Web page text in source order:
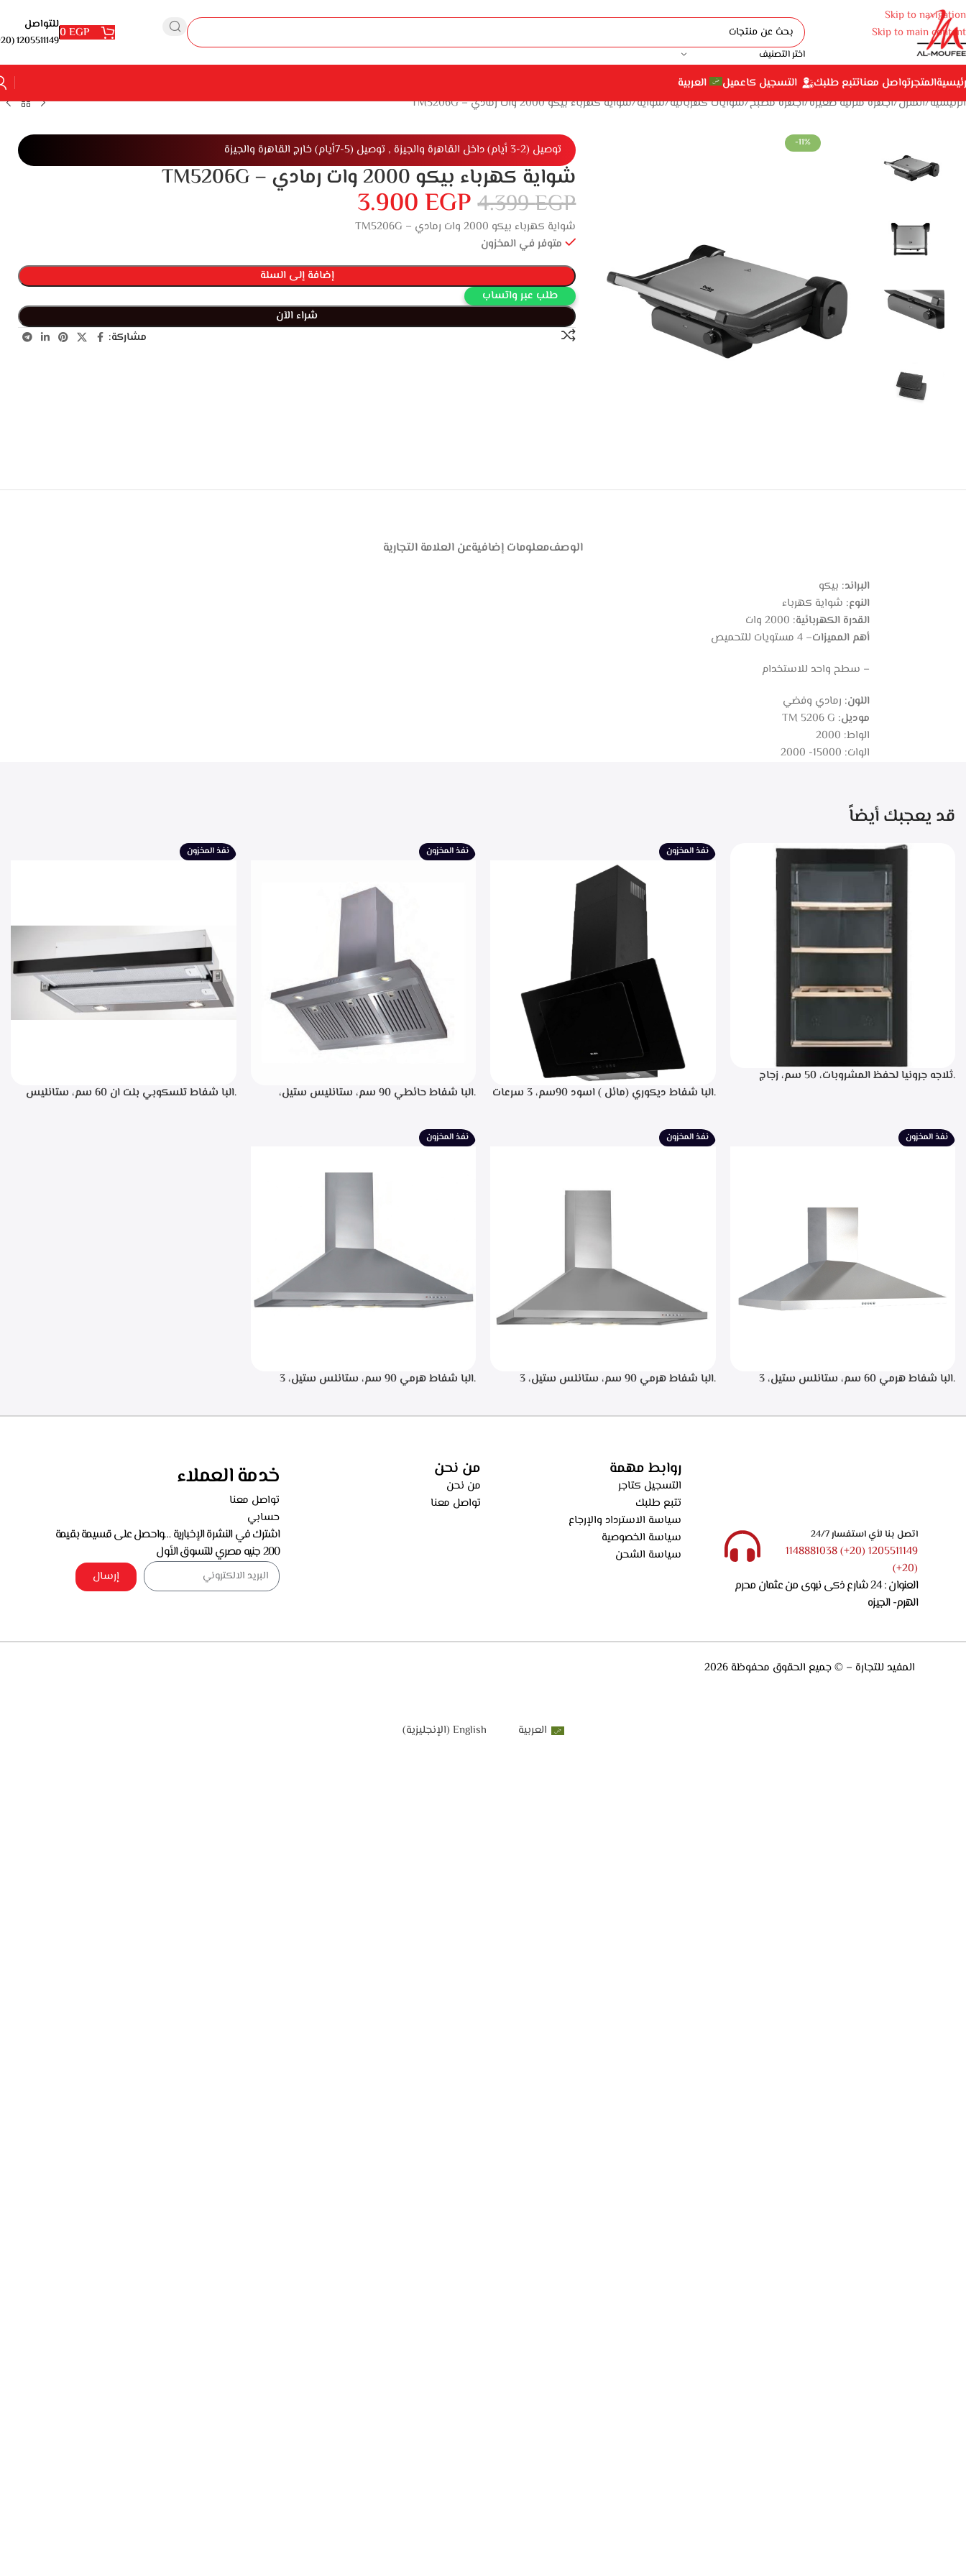
Skip to navigation
Skip to main content
اختر التصنيف
0EGP للتواصل
1205511149 (20+)
المتجرتواصل معناتتبع طلبك التسجيل كاعميل
العربية
الرئيسية المنزل أجهزة منزلية صغيرة أجهزة مطبخ شوايات كهربائية شواية شواية كهرباء بيكو 2000 وات رمادي – TM5206G
-11% توصيل (2-3 أيام) داخل القاهرة والجيزة , توصيل (5-7أيام) خارج القاهرة والجيزة
شواية كهرباء بيكو 2000 وات رمادي – TM5206G
4.399EGP
3.900EGP
شواية كهرباء بيكو 2000 وات رمادي – TM5206G
متوفر في المخزون
إضافة إلى السلة
طلب عبر واتساب
شراء الآن
مشاركة:
الوصفمعلومات إضافيةعن العلامة التجارية
البراند: بيكو
النوع: شواية كهرباء
القدرة الكهربائية: 2000 وات
أهم المميزات– 4 مستويات للتحميص
– سطح واحد للاستخدام
اللون: رمادي وفضي
موديل: TM 5206 G
الواط: 2000
الوات: 15000- 2000
قد يعجبك أيضاً
.ثلاجه جرونيا لحفظ المشروبات، 50 سم، زجاج
نفذ المخزون
.البا شفاط ديكوري (مائل ) اسود 90سم، 3 سرعات
الطهي، فلاتر معدنيه لحجز الدهون من الابخره، قوه
نفذ المخزون
.البا شفاط حائطي 90 سم، ستانليس ستيل،
نفذ المخزون
.البا شفاط تلسكوبي بلت ان 60 سم، ستانليس
نفذ المخزون
.البا شفاط هرمي 60 سم، ستانلس ستيل، 3
نفذ المخزون
.البا شفاط هرمي 90 سم، ستانلس ستيل، 3
نفذ المخزون
.البا شفاط هرمي 90 سم، ستانلس ستيل، 3
اتصل بنا لأي استفسار 24/7
1205511149 (20+) 1148881038
(20+)
العنوان : 24 شارع ذكى نبوى من عثمان محرم
الهرم- الجيزه
روابط مهمة
التسجيل كتاجر
تتبع طلبك
سياسة الاسترداد والإرجاع
سياسة الخصوصية
سياسة الشحن
من نحن
من نحن
تواصل معنا
خدمة العملاء
تواصل معنا
حسابي
اشترك في النشرة الإخبارية …واحصل على قسيمة بقيمة
200 جنيه مصري للتسوق الأول
إرسال
المفيد للتجارة – © جميع الحقوق محفوظة 2026
العربية English
(الإنجليزية)